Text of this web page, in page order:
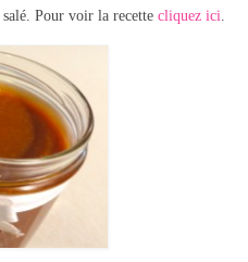
Pour voir la recette cliquez ici.